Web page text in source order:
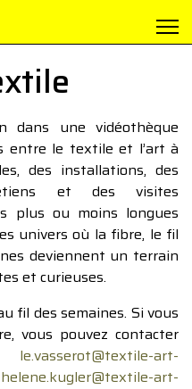
dans une vidéothèque
entre le textile et l’art à
des installations, des
et des visites
plus ou moins longues
univers où la fibre, le fil
deviennent un terrain
et curieuses.
fil des semaines. Si vous
vous pouvez contacter
le.vasserot@textile-art-
helene.kugler@textile-art-